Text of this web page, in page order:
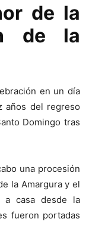
de la
de la
en un día
años del regreso
Domingo tras
una procesión
la Amargura y el
a casa desde la
fueron portadas